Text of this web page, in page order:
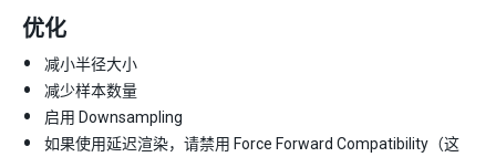
优化
减小半径大小
减少样本数量
启用 Downsampling
如果使用延迟渲染，请禁用 Force Forward Compatibility（这